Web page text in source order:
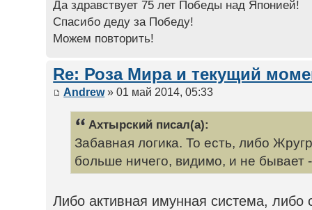
Да здравствует 75 лет Победы над Японией!
Спасибо деду за Победу!
Можем повторить!
Re: Роза Мира и текущий
Andrew» 01 май 2014, 05:33
Ахтырский писал(а):
Забавная логика. То есть, либо
больше ничего, видимо, и не бывает
Либо активная имунная система, либо